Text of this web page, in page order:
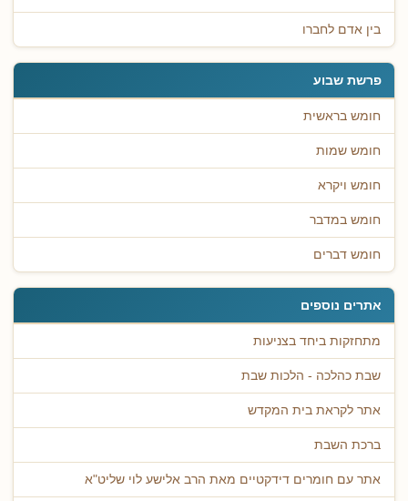
בין אדם לחברו
פרשת שבוע
חומש בראשית
חומש שמות
חומש ויקרא
חומש במדבר
חומש דברים
אתרים נוספים
מתחזקות ביחד בצניעות
שבת כהלכה - הלכות שבת
אתר לקראת בית המקדש
ברכת השבת
אתר עם חומרים דידקטיים מאת הרב אלישע לוי שליט"א